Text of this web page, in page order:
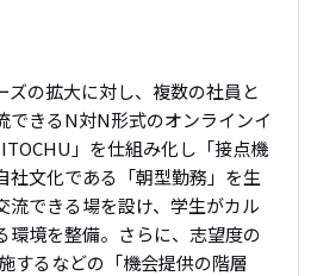
ズの拡大に対し、複数の社員と
できるN対N形式のオンラインイ
」を仕組み化し「接点機
社文化である「朝型勤務」を生
流できる場を設け、学生がカル
環境を整備。さらに、志望度の
するなどの「機会提供の階層